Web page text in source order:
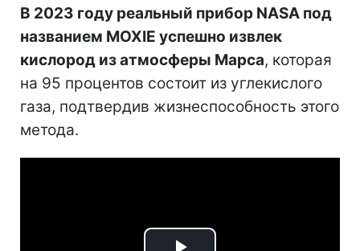
В 2023 году реальный прибор NASA под
названием MOXIE успешно извлек
кислород из атмосферы Марса, которая
на 95 процентов состоит из углекислого
газа, подтвердив жизнеспособность этого
метода.